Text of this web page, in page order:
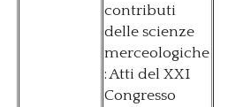
contributi
delle scienze
merceologiche
: Atti del XXI
Congresso